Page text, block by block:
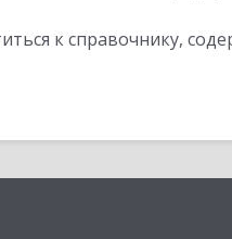
к справочнику,